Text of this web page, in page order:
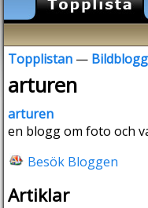
Topplistan —
arturen
arturen
en blogg om foto och
Besök Bloggen
Artiklar